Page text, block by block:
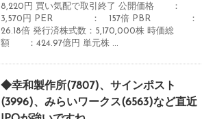
8,220円 買い気配で取引終了 公開価格 ：
3,570円 PER ： 157倍 PBR ：
26.18倍 発行済株式数：5,170,000株 時価総
額 ：424.97億円 単元株 ...
◆幸和製作所(7807)、サインポスト
(3996)、みらいワークス(6563)など直近